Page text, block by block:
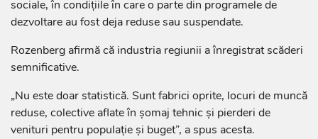
sociale, în condițiile în care o parte din programele de
dezvoltare au fost deja reduse sau suspendate.
Rozenberg afirmă că industria regiunii a înregistrat scăderi
semnificative.
„Nu este doar statistică. Sunt fabrici oprite, locuri de muncă
reduse, colective aflate în șomaj tehnic și pierderi de
venituri pentru populație și buget”, a spus acesta.